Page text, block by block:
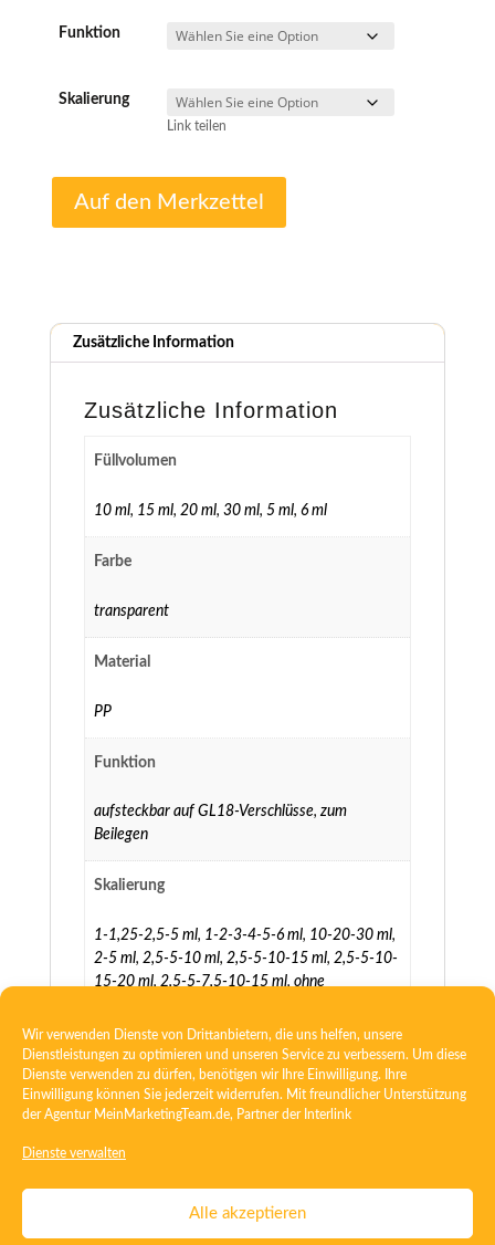
Wir verwenden Dienste von Drittanbietern, die uns helfen, unsere
Dienstleistungen zu optimieren und unseren Service zu verbessern. Um diese
Dienste verwenden zu dürfen, benötigen wir Ihre Einwilligung. Ihre
Einwilligung können Sie jederzeit widerrufen. Mit freundlicher Unterstützung
der Agentur MeinMarketingTeam.de, Partner der Interlink
Dienste verwalten
Alle akzeptieren
Funktion
Skalierung
Link teilen
Auf den Merkzettel
Zusätzliche Information
Zusätzliche Information
Füllvolumen
10 ml, 15 ml, 20 ml, 30 ml, 5 ml, 6 ml
Farbe
transparent
Material
PP
Funktion
aufsteckbar auf GL18-Verschlüsse, zum
Beilegen
Skalierung
1-1,25-2,5-5 ml, 1-2-3-4-5-6 ml, 10-20-30 ml,
2-5 ml, 2,5-5-10 ml, 2,5-5-10-15 ml, 2,5-5-10-
15-20 ml, 2,5-5-7,5-10-15 ml, ohne
Informationspflichten
Zertifikat ISO 15378